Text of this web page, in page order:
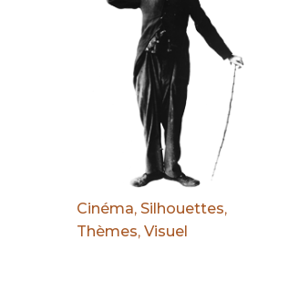
Cinéma, Silhouettes,
Thèmes, Visuel